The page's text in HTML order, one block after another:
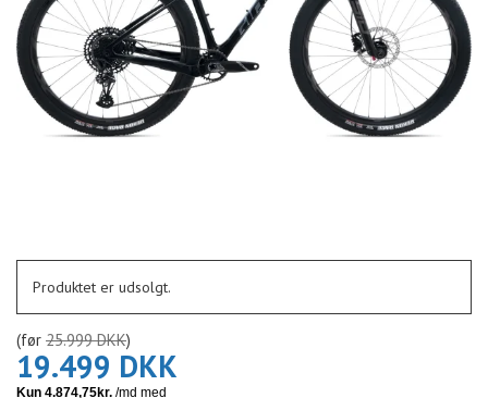
Produktet er udsolgt.
(før 25.999 DKK)
19.499 DKK